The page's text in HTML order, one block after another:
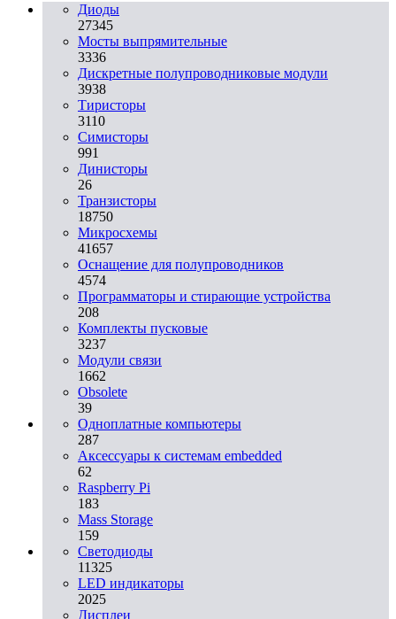
Диоды
27345
Мосты выпрямительные
3336
Дискретные полупроводниковые модули
3938
Тиристоры
3110
Симисторы
991
Динисторы
26
Транзисторы
18750
Микросхемы
41657
Оснащение для полупроводников
4574
Программаторы и стирающие устройства
208
Комплекты пусковые
3237
Модули связи
1662
Obsolete
39
Одноплатные компьютеры
287
Аксессуары к системам embedded
62
Raspberry Pi
183
Mass Storage
159
Светодиоды
11325
LED индикаторы
2025
Дисплеи